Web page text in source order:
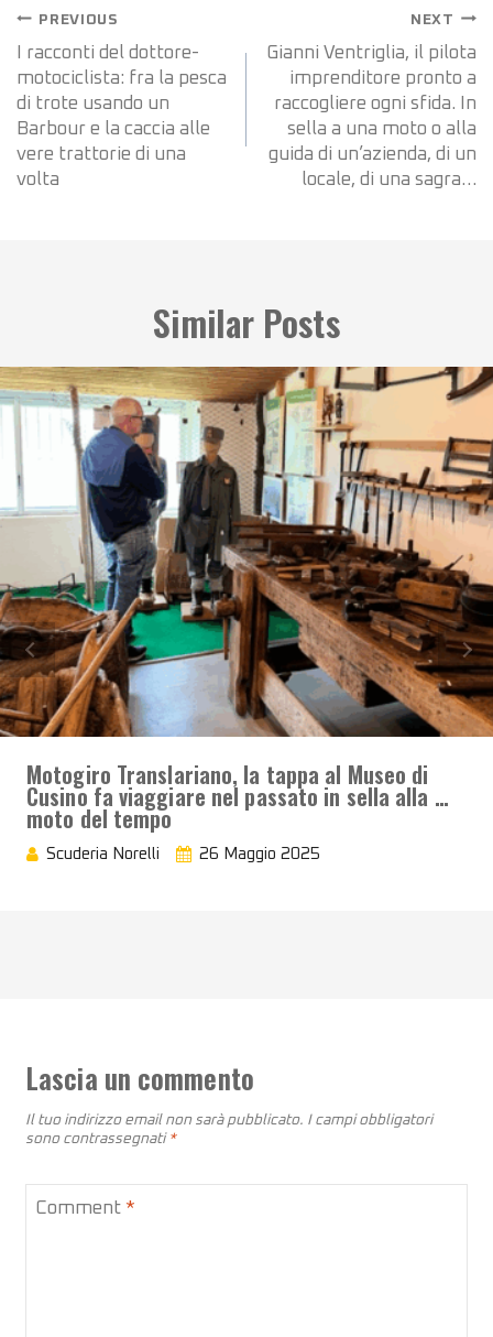
PREVIOUS
I racconti del dottore-
motociclista: fra la pesca
di trote usando un
Barbour e la caccia alle
vere trattorie di una
volta
NEXT
Gianni Ventriglia, il pilota
imprenditore pronto a
raccogliere ogni sfida. In
sella a una moto o alla
guida di un’azienda, di un
locale, di una sagra…
Similar Posts
Motogiro Translariano, la tappa al Museo di
Cusino fa viaggiare nel passato in sella alla …
moto del tempo
Scuderia Norelli 26 Maggio 2025
Lascia un commento
Il tuo indirizzo email non sarà pubblicato. I campi obbligatori
sono contrassegnati *
Comment *